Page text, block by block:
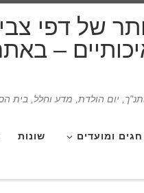
של דפי
–
יום הולדת, מדע וחלל, בית
חגים ומועדים שונות